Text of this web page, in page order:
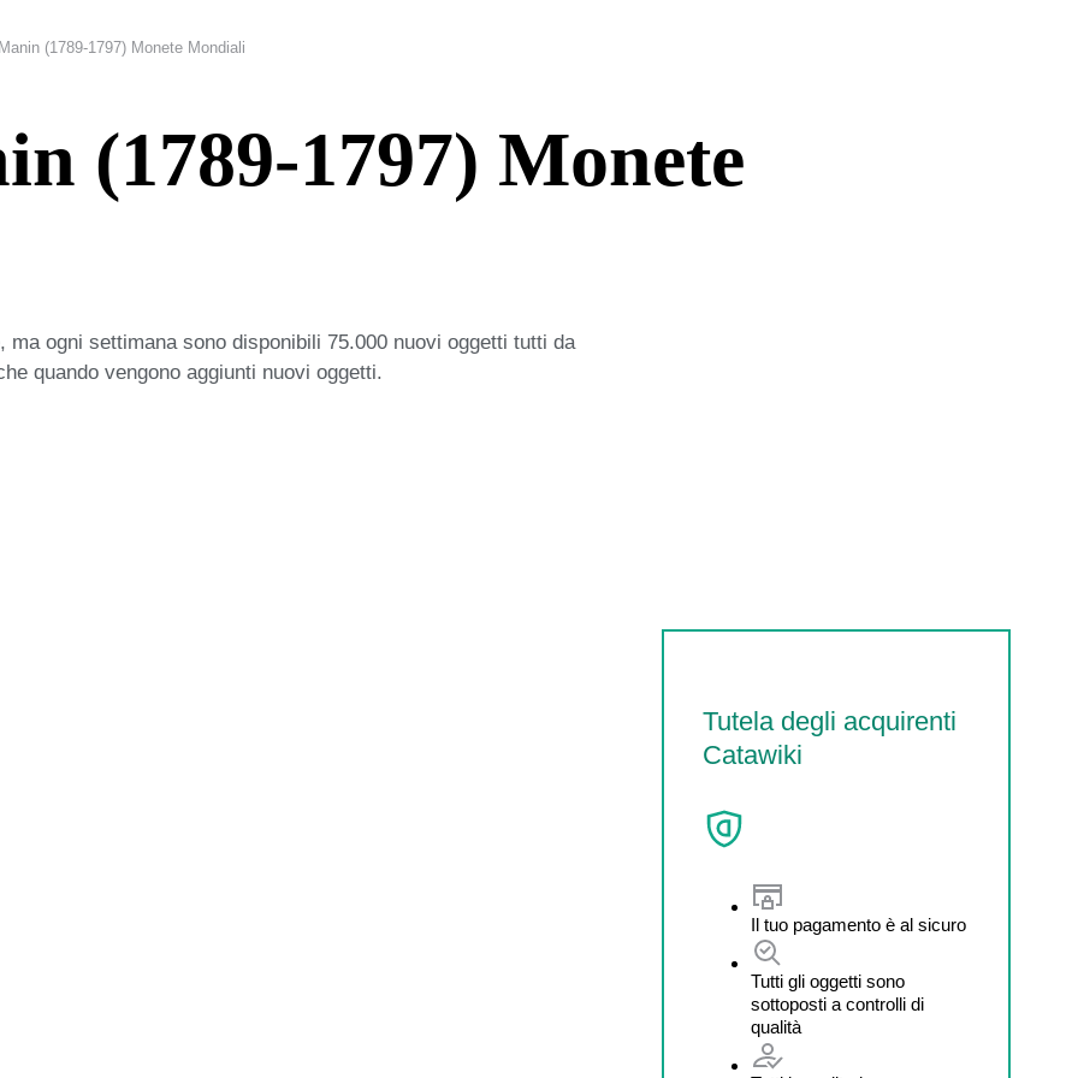
(1789-1797) Monete Mondiali
(1789-1797) Monete
ogni settimana sono disponibili 75.000 nuovi oggetti tutti da
quando vengono aggiunti nuovi oggetti.
Tutela degli acquirenti
Catawiki
Il tuo pagamento è al sicuro
Tutti gli oggetti sono
sottoposti a controlli di
qualità